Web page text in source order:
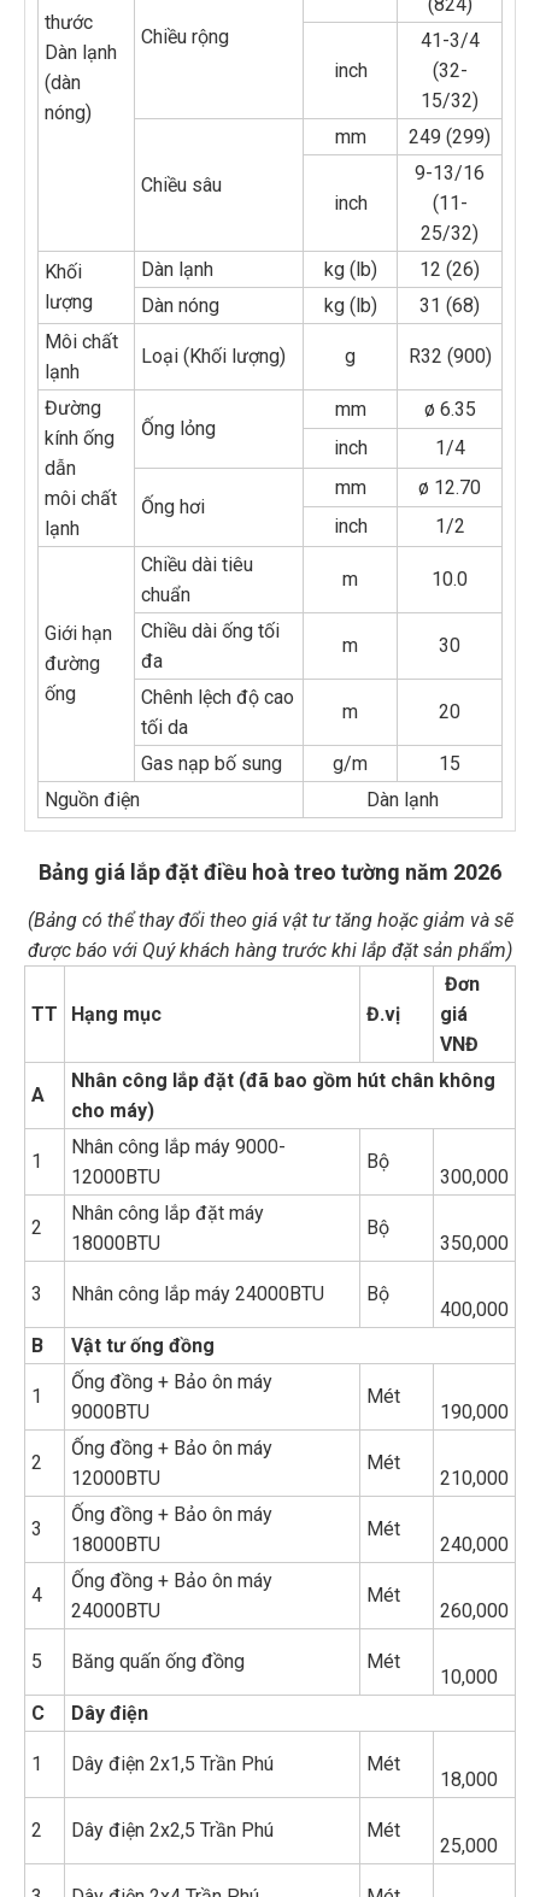
thước
Dàn lạnh
(dàn
nóng)
Chiều rộng
inch
41-3/4
(32-
15/32)
Chiều sâu
mm 249 (299)
inch
9-13/16
(11-
25/32)
Khối
lượng
Dàn lạnh kg (lb)
12 (26)
Dàn nóng
kg (lb)
31 (68)
Môi chất
lạnh
Loại (Khối lượng) g R32 (900)
Đường
kính ống
dẫn
môi chất
lạnh
Ống lỏng
mm
ø 6.35
inch
1/4
Ống hơi
mm
ø 12.70
inch
1/2
Giới hạn
đường
ống
Chiều dài tiêu
chuẩn
m 10.0
Chiều dài ống tối
đa
m 30
Chênh lệch độ cao
tối da
m 20
Gas nạp bố sung g/m
15
Nguồn điện
Dàn lạnh
Bảng giá lắp đặt điều hoà treo tường năm 2026
(Bảng có thể thay đổi theo giá vật tư tăng hoặc giảm và sẽ
được báo với Quý khách hàng trước khi lắp đặt sản phẩm)
TT Hạng mục Đ.vị
Đơn
giá
VNĐ
A
Nhân công lắp đặt (đã bao gồm hút chân không
cho máy)
1
Nhân công lắp máy 9000-
12000BTU
Bộ
300,000
2
Nhân công lắp đặt máy
18000BTU
Bộ
350,000
3 Nhân công lắp máy 24000BTU Bộ
400,000
B
Vật tư ống đồng
1
Ống đồng + Bảo ôn máy
9000BTU
Mét
190,000
2
Ống đồng + Bảo ôn máy
12000BTU
Mét
210,000
3
Ống đồng + Bảo ôn máy
18000BTU
Mét
240,000
4
Ống đồng + Bảo ôn máy
24000BTU
Mét
260,000
5 Băng quấn ống đồng Mét
10,000
C
Dây điện
1 Dây điện 2x1,5 Trần Phú Mét
18,000
2 Dây điện 2x2,5 Trần Phú Mét
25,000